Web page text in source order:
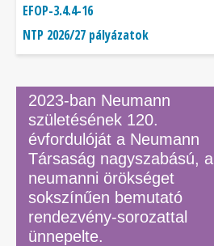
EFOP-3.4.4-16
NTP 2026/27 pályázatok
2023-ban Neumann
születésének 120.
évfordulóját a Neumann
Társaság nagyszabású, a
neumanni örökséget
sokszínűen bemutató
rendezvény-sorozattal
ünnepelte.